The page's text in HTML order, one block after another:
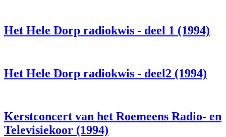
Het Hele Dorp radiokwis - deel 1 (1994)
Het Hele Dorp radiokwis - deel2 (1994)
Kerstconcert van het Roemeens Radio- en
Televisiekoor (1994)